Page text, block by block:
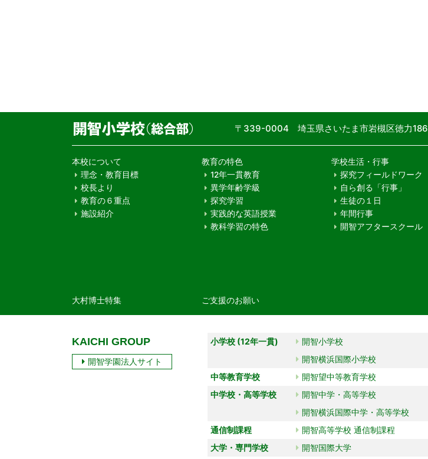
〒339-0004 埼玉県さいたま市岩槻区徳力186
本校について
理念・教育目標
校長より
教育の６重点
施設紹介
教育の特色
12年一貫教育
異学年齢学級
探究学習
実践的な英語授業
教科学習の特色
学校生活・行事
探究フィールドワーク
自ら創る「行事」
生徒の１日
年間行事
開智アフタースクール
大村博士特集 ご支援のお願い
KAICHI GROUP
開智学園法人サイト
小学校 (12年一貫) 開智小学校
開智横浜国際小学校
中等教育学校
開智望中等教育学校
中学校・高等学校
開智中学・高等学校
開智横浜国際中学・高等学校
通信制課程
開智高等学校 通信制課程
大学・専門学校
開智国際大学